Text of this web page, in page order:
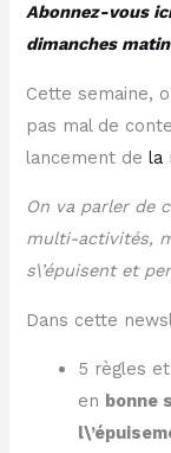
Abonnez-vous
dimanches
Cette semaine,
pas mal de
lancement de​la
On va parler de
multi-activités,
s\’épuisent et
Dans cette
5 règles
en bonne